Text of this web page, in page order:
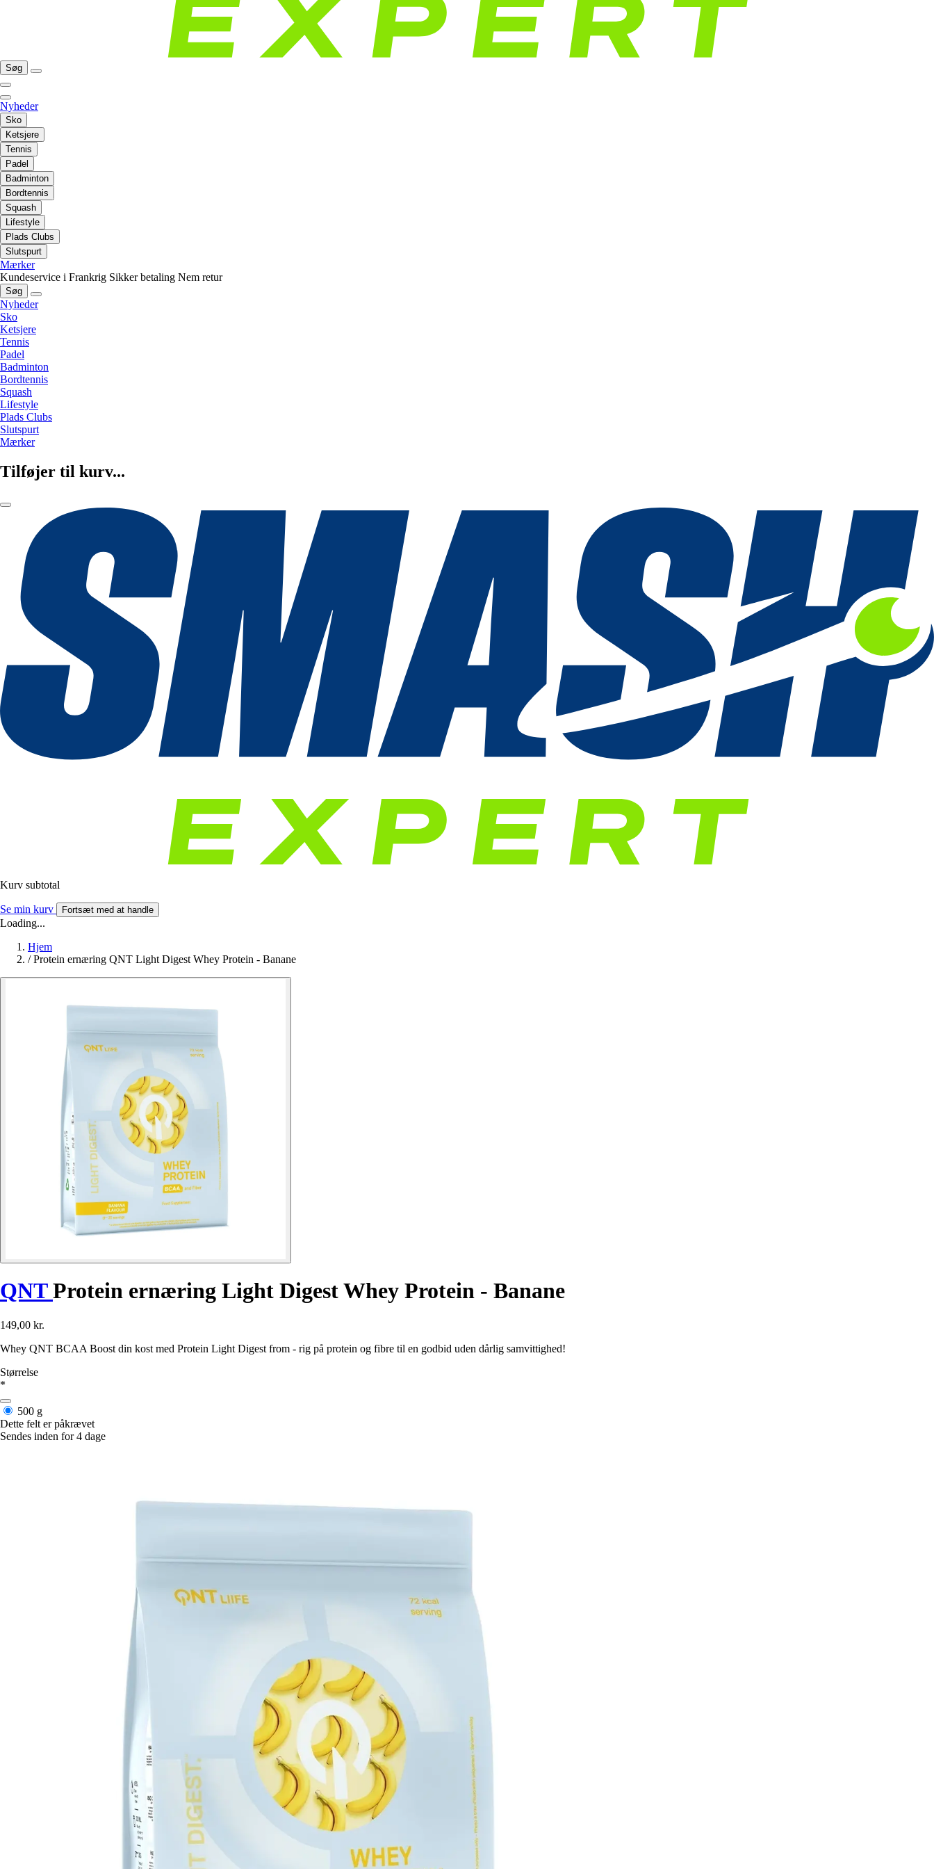
Søg
Nyheder
Sko
Ketsjere
Tennis
Padel
Badminton
Bordtennis
Squash
Lifestyle
Plads Clubs
Slutspurt
Mærker
Kundeservice i Frankrig Sikker betaling Nem retur
Søg
Nyheder
Sko
Ketsjere
Tennis
Padel
Badminton
Bordtennis
Squash
Lifestyle
Plads Clubs
Slutspurt
Mærker
Tilføjer til kurv...
Kurv subtotal
Se min kurv Fortsæt med at handle
Loading...
Hjem
/ Protein ernæring QNT Light Digest Whey Protein - Banane
QNTProtein ernæring Light Digest Whey Protein - Banane
149,00 kr.
Whey QNT BCAA Boost din kost med Protein Light Digest from - rig på protein og fibre til en godbid uden dårlig samvittighed!
Størrelse
*
500 g
Dette felt er påkrævet
Sendes inden for 4 dage